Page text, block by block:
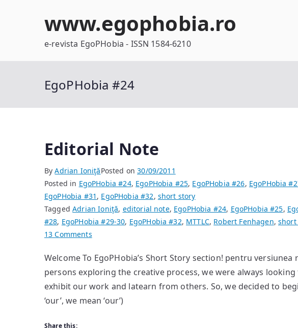
www.egophobia.ro
e-revista EgoPHobia - ISSN 1584-6210
EgoPHobia #24
Editorial Note
ByAdrian IoniţăPosted on30/09/2011
Posted in EgoPHobia #24, EgoPHobia #25, EgoPHobia #26, EgoPHobia
EgoPHobia #31 , EgoPHobia #32, short story
TaggedAdrian Ioniţă, editorial note, EgoPHobia #24, EgoPHobia #25,
#28, EgoPHobia #29-30, EgoPHobia #32, MTTLC, Robert Fenhagen, short
13 Commentson
Note
Welcome To EgoPHobia’s Short Story section! pentru
persons exploring the creative process, we were always
exhibit our work and latearn from others. So, we decided to
‘our’, we mean ‘our’)
Share this: